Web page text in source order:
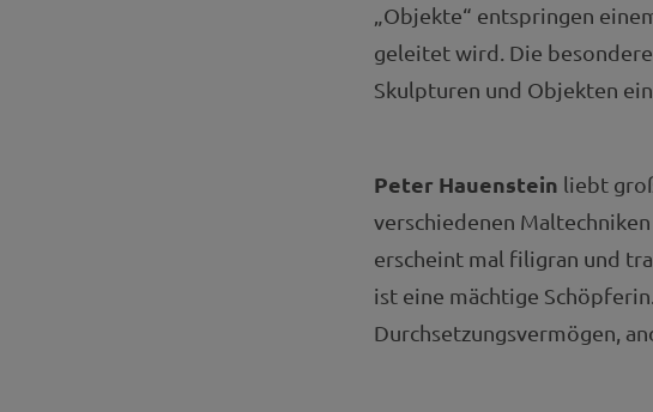
„Objekte“ entspringen
geleitet wird. Die
Skulpturen und Objekten
Peter Hauenstein liebt
verschiedenen
erscheint mal filigran und
ist eine mächtige
Durchsetzungsvermögen,